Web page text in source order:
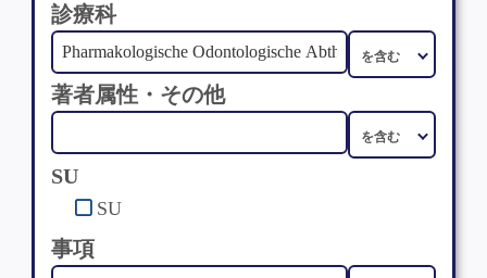
診療科
著者属性・その他
SU
SU
事項